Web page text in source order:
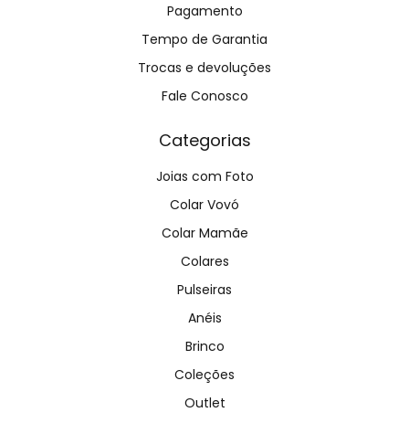
Pagamento
Tempo de Garantia
Trocas e devoluções
Fale Conosco
Categorias
Joias com Foto
Colar Vovó
Colar Mamãe
Colares
Pulseiras
Anéis
Brinco
Coleções
Outlet